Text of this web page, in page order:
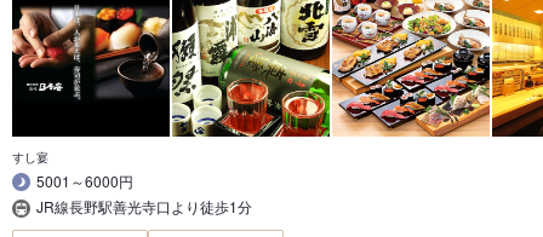
すし宴
5001～6000円
JR線長野駅善光寺口より徒歩1分